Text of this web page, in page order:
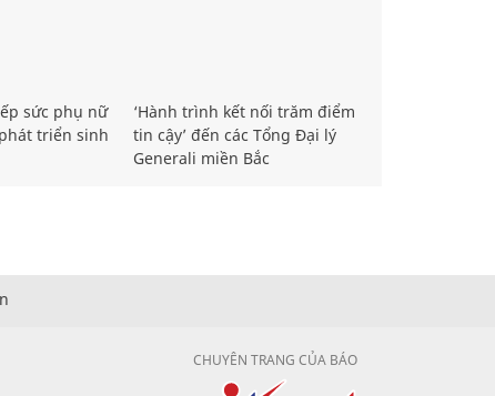
sức phụ nữ
triển sinh
‘Hành trình kết nối trăm điểm
tin cậy’ đến các Tổng Đại lý
Generali miền Bắc
CHUYÊN TRANG CỦA BÁO